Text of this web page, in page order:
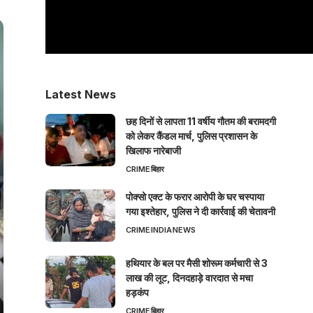
Latest News
छह दिनों से लापता 11 वर्षीय गौतम की बरामदगी
को लेकर कैंडल मार्च, पुलिस प्रशासन के
खिलाफ नारेबाजी
CRIMEबिहार
पोक्सो एक्ट के फरार आरोपी के घर चस्पाया
गया इश्तेहार, पुलिस ने दी कार्रवाई की चेतावनी
CRIMEINDIANEWS
हथियार के बल पर मैसी शोरूम कर्मचारी से 3
लाख की लूट, दिनदहाड़े वारदात से मचा
हड़कंप